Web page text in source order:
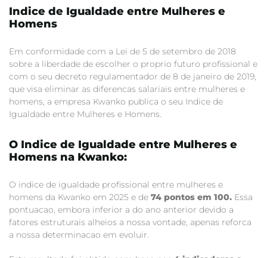
Indice de Igualdade entre Mulheres e
Homens
Em conformidade com a Lei de 5 de setembro de 2018
sobre a liberdade de escolher o proprio futuro profissional e
com o seu decreto regulamentador de 8 de janeiro de 2019,
que visa eliminar as diferencas salariais entre mulheres e
homens, a empresa Kwanko publica o seu Indice de
Igualdade entre Mulheres e Homens.
O Indice de Igualdade entre Mulheres e
Homens na Kwanko:
O indice de igualdade profissional entre mulheres e
homens da Kwanko em 2025 e de 74 pontos em 100. Essa
pontuacao, embora inferior a do ano anterior devido a
fatores estruturais alheios a nossa vontade, apenas reforca
a nossa determinacao em evoluir.